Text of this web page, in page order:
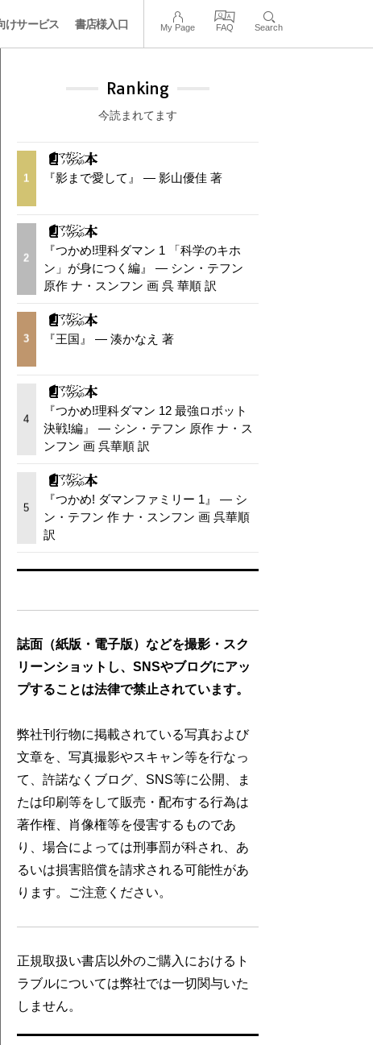
けサービス 書店様入口 My Page FAQ Search
Ranking
今読まれてます
1 『影まで愛して』 — 影山優佳 著
2
『つかめ!理科ダマン 1 「科学のキホ
ン」が身につく編』 — シン・テフン
原作 ナ・スンフン 画 呉 華順 訳
3 『王国』 — 湊かなえ 著
4
『つかめ!理科ダマン 12 最強ロボット
決戦!編』 — シン・テフン 原作 ナ・ス
ンフン 画 呉華順 訳
5
『つかめ! ダマンファミリー 1』 — シ
ン・テフン 作 ナ・スンフン 画 呉華順
訳
誌面（紙版・電子版）などを撮影・スク
リーンショットし、SNSやブログにアッ
プすることは法律で禁止されています。
弊社刊行物に掲載されている写真および
文章を、写真撮影やスキャン等を行なっ
て、許諾なくブログ、SNS等に公開、ま
たは印刷等をして販売・配布する行為は
著作権、肖像権等を侵害するものであ
り、場合によっては刑事罰が科され、あ
るいは損害賠償を請求される可能性があ
ります。ご注意ください。
正規取扱い書店以外のご購入におけるト
ラブルについては弊社では一切関与いた
しません。